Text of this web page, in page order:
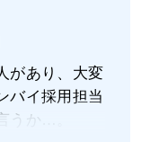
があり、大変
バイ採用担当
うか…。